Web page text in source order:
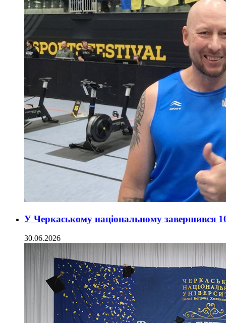
У Черкаському національному завершився
30.06.2026